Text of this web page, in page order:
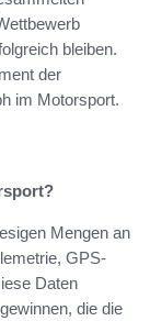
bleiben.
der
im Motorsport.
Mengen an
GPS-
Daten
die die